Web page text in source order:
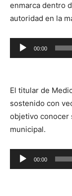
enmarca dentro
autoridad en la
Reproductor
de
00:00
El titular de
sostenido con
objetivo conocer
municipal.
Reproductor
de
00:00